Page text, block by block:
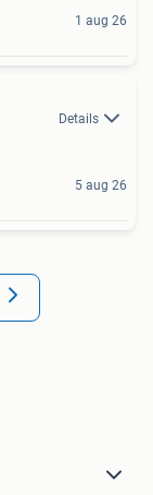
1 aug 26
Details
5 aug 26